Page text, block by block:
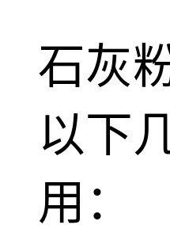
石灰
以下
用：